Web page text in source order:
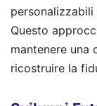
personalizzabili
Questo
mantenere una
ricostruire la